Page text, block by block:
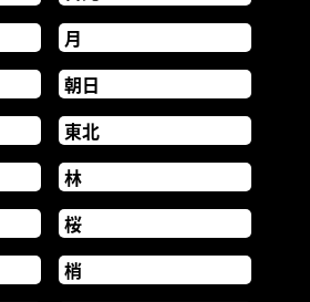
月
朝日
東北
林
桜
梢